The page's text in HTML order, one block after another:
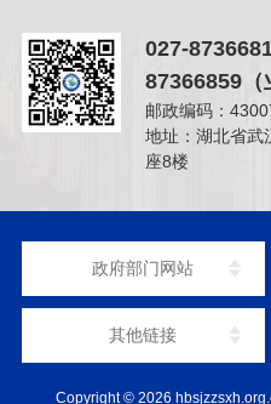
027-
87366859（
邮政编码：
地址：湖北省武
座8楼
政府部门网站
其他链接
Copyright © 2026